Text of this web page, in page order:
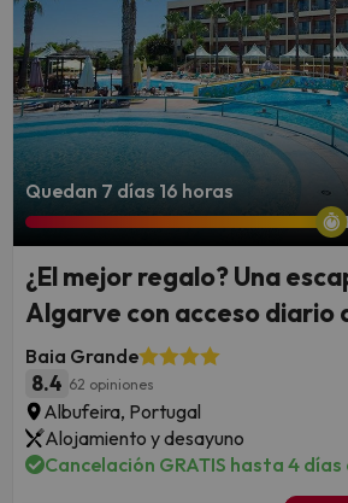
Quedan 7 días 16 horas
¿El mejor regalo? Una
Algarve con acceso diario
Baia Grande
8.4 62 opiniones
Albufeira, Portugal
Alojamiento y desayuno
Cancelación GRATIS hasta 4